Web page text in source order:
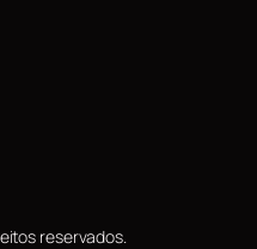
reservados.